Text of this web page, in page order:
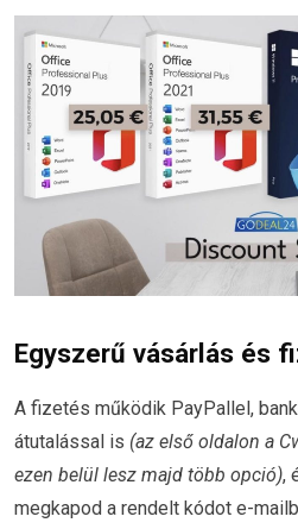
Egyszerű vásárlás és
A fizetés működik PayPallel,
átutalással is (az első oldalon a
ezen belül lesz majd több opció),
megkapod a rendelt kódot e-